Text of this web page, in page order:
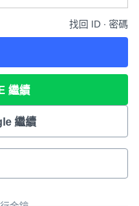
找回 ID ∙ 密碼
繼續
繼續